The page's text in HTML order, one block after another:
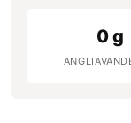
0 g